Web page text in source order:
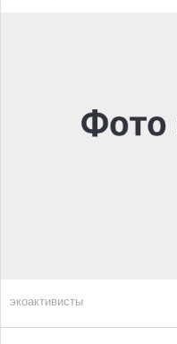
экоактивисты